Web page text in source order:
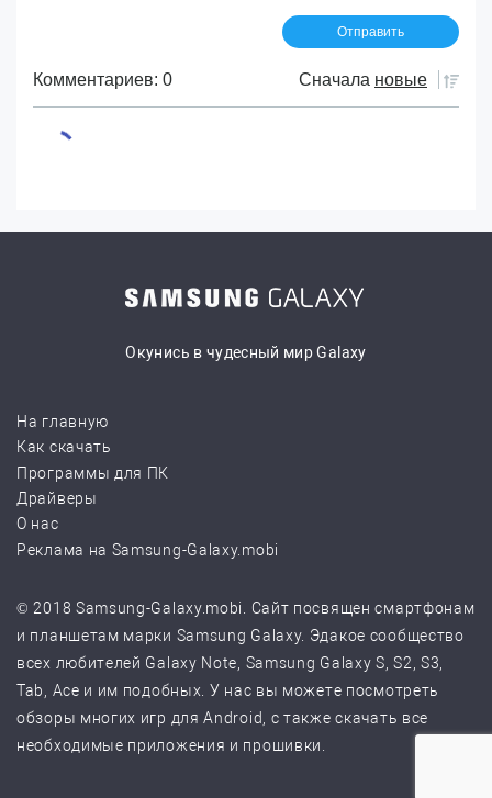
Комментариев: 0 Сначала новые
Окунись в чудесный мир Galaxy
На главную
Как скачать
Программы для ПК
Драйверы
О нас
Реклама на Samsung-Galaxy.mobi
© 2018 Samsung-Galaxy.mobi. Сайт посвящен смартфонам
и планшетам марки Samsung Galaxy. Эдакое сообщество
всех любителей Galaxy Note, Samsung Galaxy S, S2, S3,
Tab, Ace и им подобных. У нас вы можете посмотреть
обзоры многих игр для Android, с также скачать все
необходимые приложения и прошивки.